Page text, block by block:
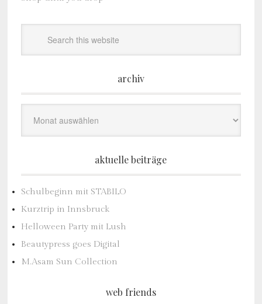
archiv
aktuelle beiträge
Schulbeginn mit STABILO
Kurztrip in Innsbruck
Helloween Party mit Lush
Beautypress goes Digital
M.Asam Sun Collection
web friends